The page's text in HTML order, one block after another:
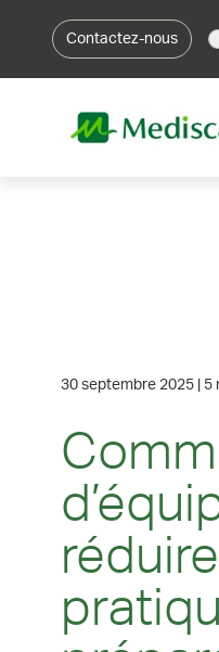
Contactez-nous
30 septembre 2025 5